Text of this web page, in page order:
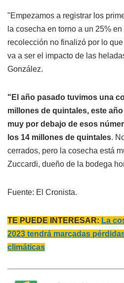
"Empezamos a registrar los
la cosecha en torno a un 25%
recolección no finalizó por lo
va a ser el impacto de las
González.
"El año pasado tuvimos una
millones de quintales, este
muy por debajo de esos
los 14 millones de quintales.
cerrados, pero la cosecha está
Zuccardi, dueño de la bodega
Fuente: El Cronista.
TE PUEDE INTERESAR: La
2023 tendrá marcadas
climáticas